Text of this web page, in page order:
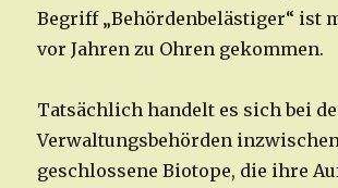
Begriff „Behördenbelästiger“ ist
vor Jahren zu Ohren gekommen.
Tatsächlich handelt es sich bei
Verwaltungsbehörden
geschlossene Biotope, die ihre